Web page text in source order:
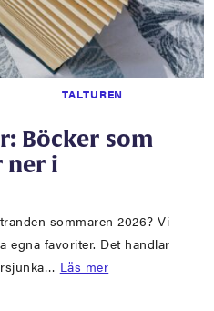
TALTUREN
Böcker som
ner i
sommaren 2026? Vi
egna favoriter. Det handlar
Läs mer